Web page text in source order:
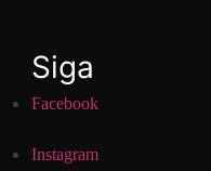
Siga
Facebook
Instagram